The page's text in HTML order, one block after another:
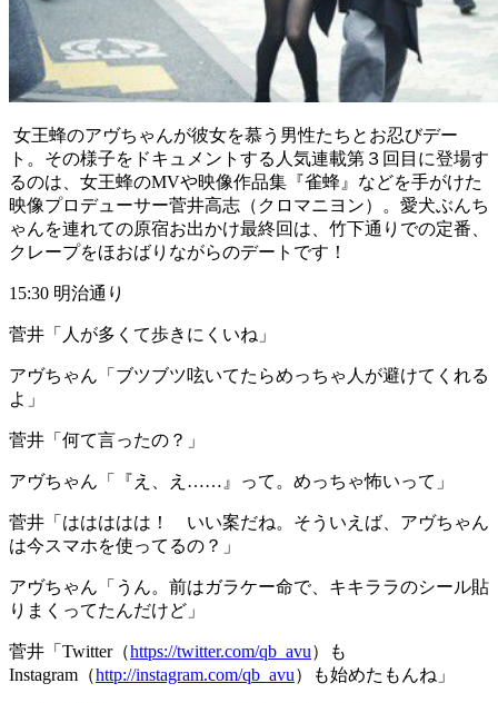
女王蜂のアヴちゃんが彼女を慕う男性たちとお忍びデー
ト。その様子をドキュメントする人気連載第３回目に登場す
るのは、女王蜂のMVや映像作品集『雀蜂』などを手がけた
映像プロデューサー菅井高志（クロマニヨン）。愛犬ぶんち
ゃんを連れての原宿お出かけ最終回は、竹下通りでの定番、
クレープをほおばりながらのデートです！
15:30 明治通り
菅井 「人が多くて歩きにくいね」
アヴちゃん 「ブツブツ呟いてたらめっちゃ人が避けてくれる
よ」
菅井 「何て言ったの？」
アヴちゃん 「『え、え……』って。めっちゃ怖いって」
菅井 「ははははは！ いい案だね。そういえば、アヴちゃん
は今スマホを使ってるの？」
アヴちゃん 「うん。前はガラケー命で、キキララのシール貼
りまくってたんだけど」
菅井 「Twitter（https://twitter.com/qb_avu）も
Instagram（http://instagram.com/qb_avu）も始めたもんね」